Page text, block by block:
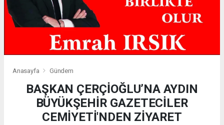
Anasayfa Gündem
BAŞKAN ÇERÇİOĞLU’NA AYDIN
BÜYÜKŞEHİR GAZETECİLER
CEMİYETİ'NDEN ZİYARET